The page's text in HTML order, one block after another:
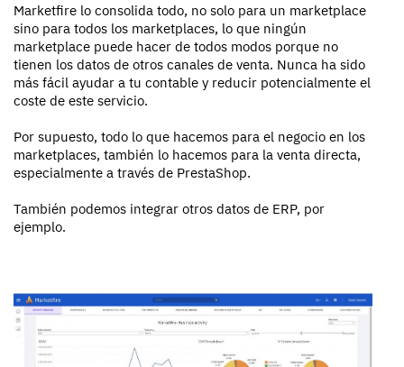
Marketfire lo consolida todo, no solo para un marketplace
sino para todos los marketplaces, lo que ningún
marketplace puede hacer de todos modos porque no
tienen los datos de otros canales de venta. Nunca ha sido
más fácil ayudar a tu contable y reducir potencialmente el
coste de este servicio.
Por supuesto, todo lo que hacemos para el negocio en los
marketplaces, también lo hacemos para la venta directa,
especialmente a través de PrestaShop.
También podemos integrar otros datos de ERP, por
ejemplo.